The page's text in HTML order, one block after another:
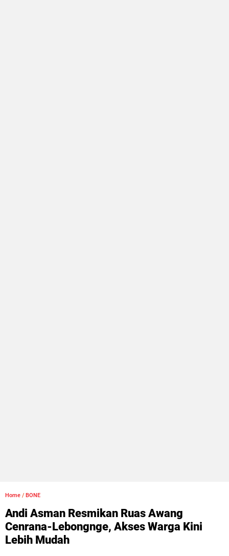
Home / BONE
Andi Asman Resmikan Ruas Awang
Cenrana-Lebongnge, Akses Warga Kini
Lebih Mudah